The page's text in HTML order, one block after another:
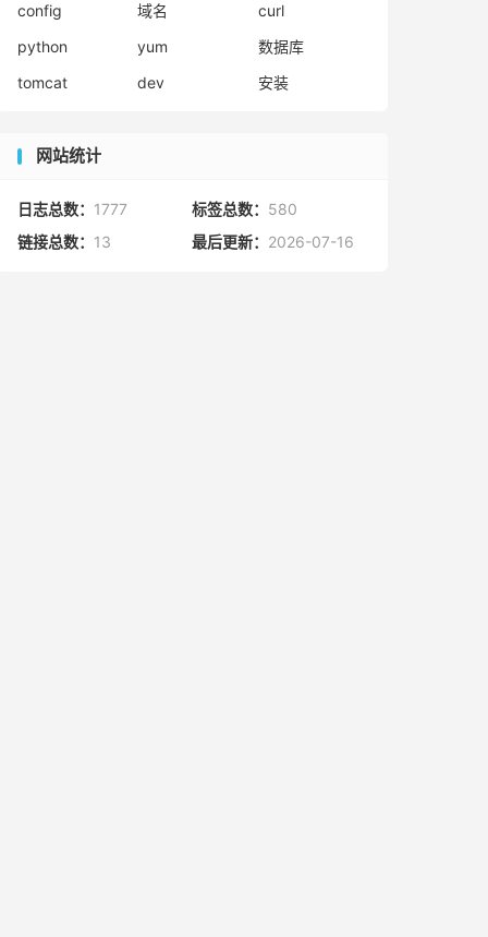
config 域名
curl
python
yum
数据库
tomcat
dev 安装
网站统计
日志总数： 1777 标签总数： 580
链接总数： 13 最后更新： 2026-07-16